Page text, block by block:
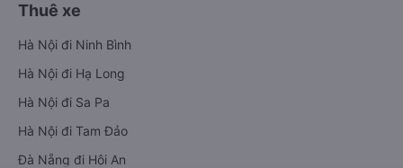
Thuê xe
Hà Nội đi Ninh Bình
Hà Nội đi Hạ Long
Hà Nội đi Sa Pa
Hà Nội đi Tam Đảo
Đà Nẵng đi Hội An